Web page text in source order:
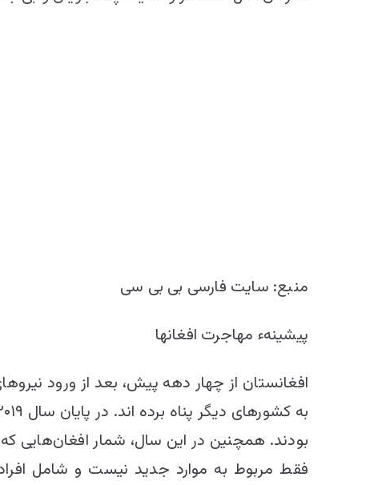
منبع: سایت فارسی بی بی سی
پیشینهء مهاجرت افغانها
افغانستان از چهار دهه پیش، بعد از ورود
فقط مربوط به موارد جدید نیست و شامل